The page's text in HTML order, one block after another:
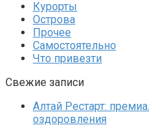
Курорты
Острова
Прочее
Самостоятельно
Что привезти
Свежие записи
Алтай Рестарт:
оздоровления